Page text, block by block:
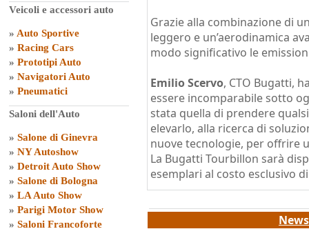
Veicoli e accessori auto
» Auto Sportive
» Racing Cars
» Prototipi Auto
» Navigatori Auto
» Pneumatici
Saloni dell'Auto
» Salone di Ginevra
» NY Autoshow
» Detroit Auto Show
» Salone di Bologna
» LA Auto Show
» Parigi Motor Show
» Saloni Francoforte
Grazie alla combinazione di
leggero e un’aerodinamica
modo significativo le
Emilio Scervo, CTO Bugatti,
essere incomparabile sotto
stata quella di prendere
elevarlo, alla ricerca di
nuove tecnologie, per offrire
La Bugatti Tourbillon sarà
esemplari al costo esclusivo